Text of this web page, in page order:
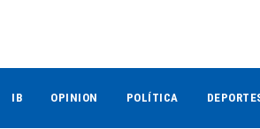
IB OPINION POLÍTICA